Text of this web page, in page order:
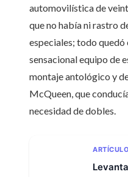
automovilística de
que no había ni rastro
especiales; todo quedó
sensacional equipo de
montaje antológico y
McQueen, que
necesidad de dobles.